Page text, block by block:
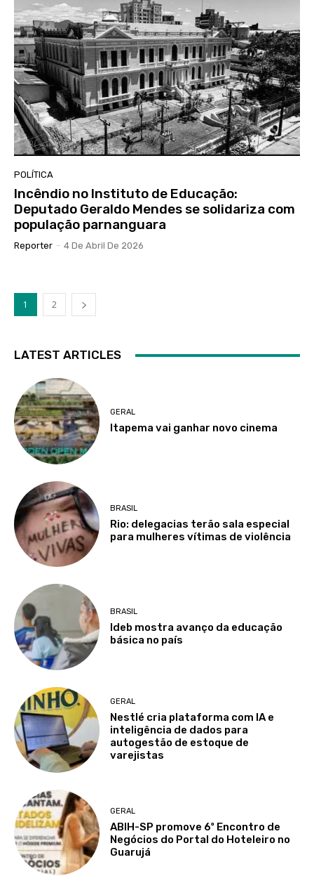
POLÍTICA
Incêndio no Instituto de Educação:
Deputado Geraldo Mendes se solidariza com
população parnanguara
Reporter - 4 De Abril De 2026
1 2
LATEST ARTICLES
GERAL
Itapema vai ganhar novo cinema
BRASIL
Rio: delegacias terão sala especial
para mulheres vítimas de violência
BRASIL
Ideb mostra avanço da educação
básica no país
GERAL
Nestlé cria plataforma com IA e
inteligência de dados para
autogestão de estoque de
varejistas
GERAL
ABIH-SP promove 6º Encontro de
Negócios do Portal do Hoteleiro no
Guarujá